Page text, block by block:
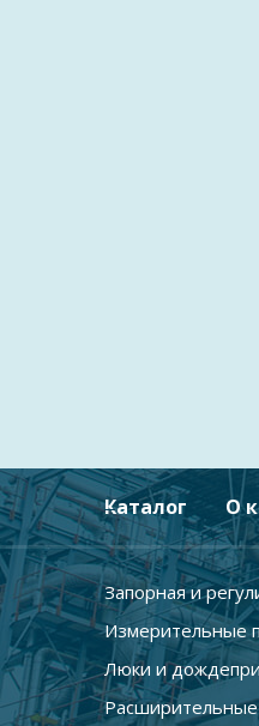
Каталог О
Запорная и
Измерительные
Люки и
Расширительные